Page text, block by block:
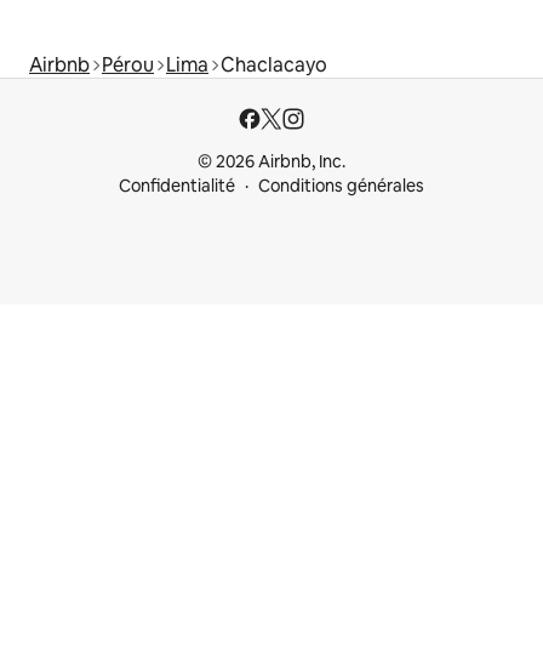
Airbnb Pérou Lima Chaclacayo
© 2026 Airbnb, Inc.
Confidentialité
Conditions générales